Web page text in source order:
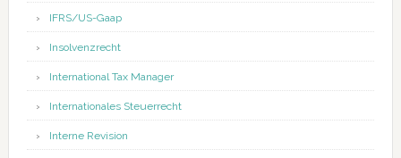
IFRS/US-Gaap
Insolvenzrecht
International Tax Manager
Internationales Steuerrecht
Interne Revision